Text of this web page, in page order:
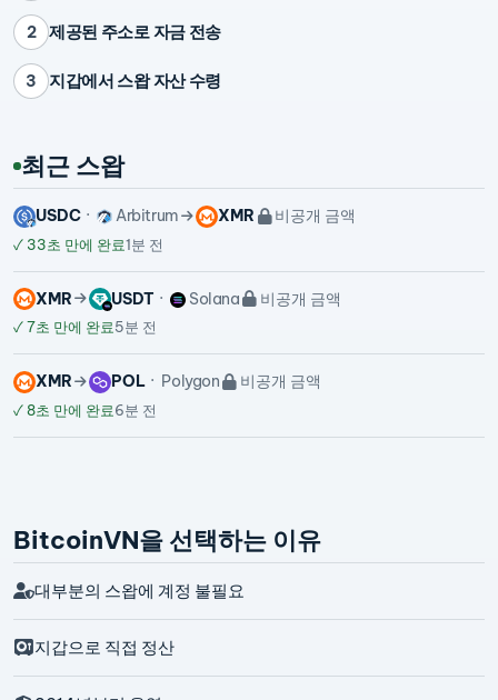
2 제공된 주소로 자금 전송
3 지갑에서 스왑 자산 수령
최근 스왑
USDC Arbitrum XMR 비공개 금액
✓ 33초 만에 완료1분 전
XMR USDT Solana 비공개 금액
✓7초 만에 완료5분 전
XMR POL Polygon 비공개 금액
✓8초 만에 완료6분 전
BitcoinVN을 선택하는 이유
대부분의 스왑에 계정 불필요
지갑으로 직접 정산